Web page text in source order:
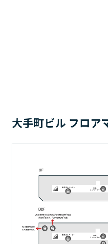
大手町ビル フロア